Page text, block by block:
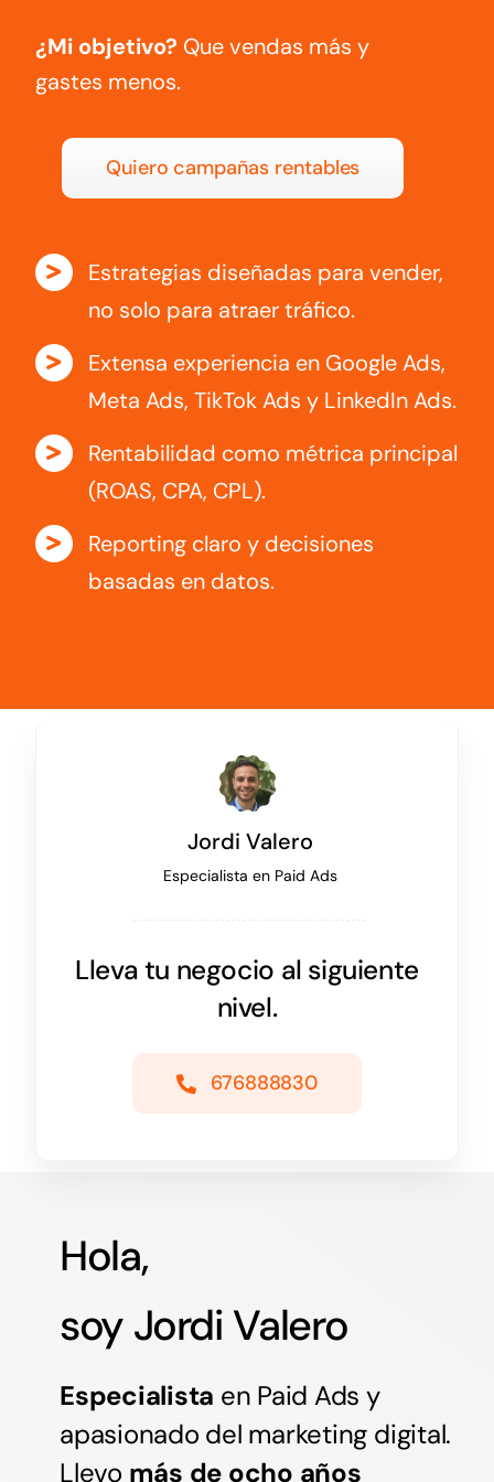
¿Mi objetivo? Que vendas más y
gastes menos.
Quiero campañas rentables
Estrategias diseñadas para vender,
no solo para atraer tráfico.
Extensa experiencia en Google Ads,
Meta Ads, TikTok Ads y LinkedIn Ads.
Rentabilidad como métrica principal
(ROAS, CPA, CPL).
Reporting claro y decisiones
basadas en datos.
Jordi Valero
Especialista en Paid Ads
Lleva tu negocio al siguiente
nivel.
676888830
Hola,
soy Jordi Valero
Especialista en Paid Ads y
apasionado del marketing digital.
Llevo más de ocho años